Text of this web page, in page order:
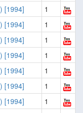
[1994]
1
[1994]
1
[1994]
1
[1994]
1
[1994]
1
[1994]
1
[1994]
1